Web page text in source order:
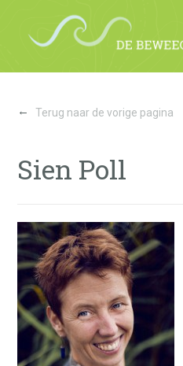
← Terug naar de vorige pagina
Sien Poll